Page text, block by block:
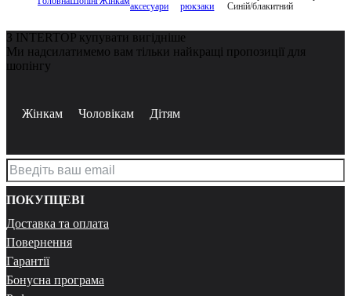
аксесуари
рюкзаки
Синій/блакитний
З INTERTOP купувати вигідніше
Ми надсилатимемо вам тільки найкращі пропозиції для
шопінгу
Жінкам Чоловікам Дітям
ПОКУПЦЕВІ
Доставка та оплата
Повернення
Гарантії
Бонусна програма